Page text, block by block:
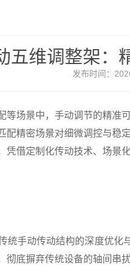
五维调整架：
发布时间：
景中，手动调节的精准
精密场景对细微调控与
凭借定制化传动技术、场景
动传动结构的深度优化
底摒弃传统设备的轴间